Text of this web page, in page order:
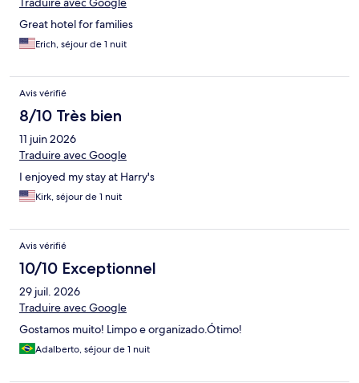
Great hotel for families
Erich, séjour de 1 nuit
Avis vérifié
8/10 Très bien
11 juin 2026
Traduire avec Google
I enjoyed my stay at Harry's
Kirk, séjour de 1 nuit
Avis vérifié
10/10 Exceptionnel
29 juil. 2026
Traduire avec Google
Gostamos muito! Limpo e organizado.Ótimo!
Adalberto, séjour de 1 nuit